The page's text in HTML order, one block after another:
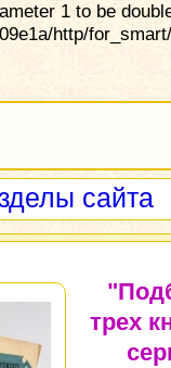
1 to be
http/
сайта
трех